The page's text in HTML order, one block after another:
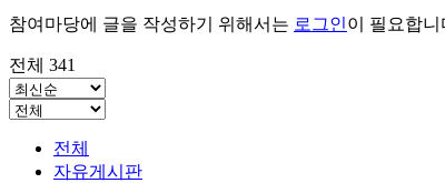
참여마당에 글을 작성하기 위해서는 로그인이 필요합니
전체 341
전체
자유게시판